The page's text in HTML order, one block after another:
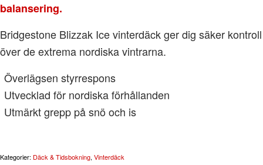
balansering.
Bridgestone Blizzak Ice vinterdäck ger dig säker kontroll
över de extrema nordiska vintrarna.
Överlägsen styrrespons
Utvecklad för nordiska förhållanden
Utmärkt grepp på snö och is
Kategorier: Däck & Tidsbokning, Vinterdäck